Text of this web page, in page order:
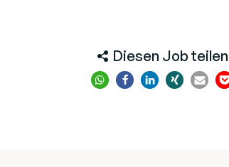
Diesen Job teilen